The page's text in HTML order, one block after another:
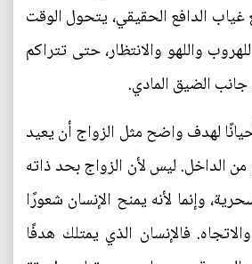
الدافع الحقيقي، يتحول الوقت
واللهو والانتظار، حتى تتراكم
جانب الضيق المادي.
لهدف واضح مثل الزواج أن يعيد
الداخل. ليس لأن الزواج بحد ذاته
وإنما لأنه يمنح الإنسان شعورًا
فالإنسان الذي يمتلك هدفًا